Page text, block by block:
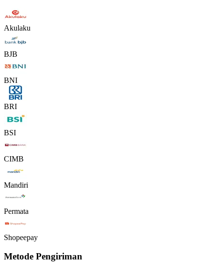
Akulaku
BJB
BNI
BRI
BSI
CIMB
Mandiri
Permata
Shopeepay
Metode Pengiriman